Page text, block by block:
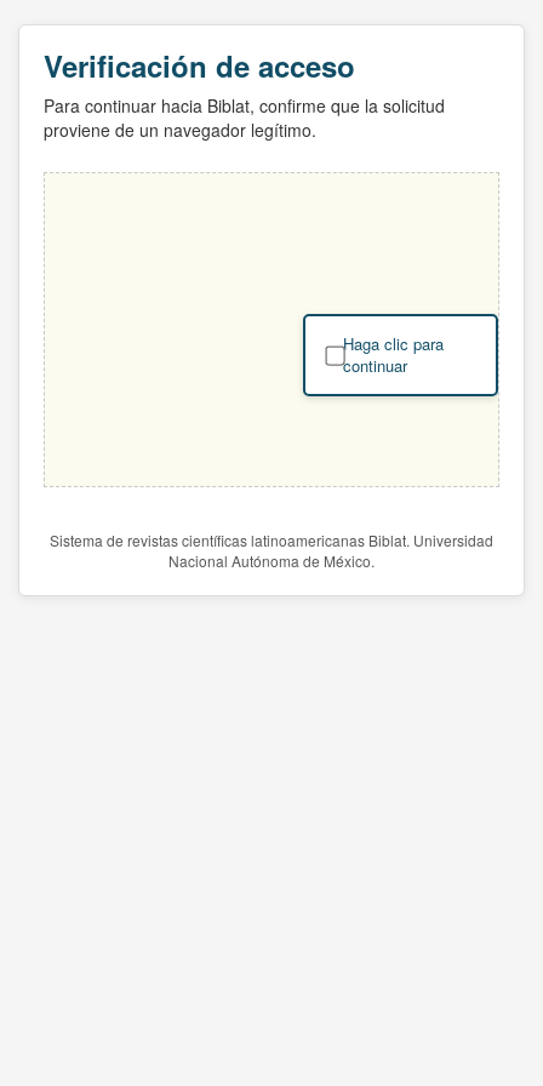
Verificación de acceso
Para continuar hacia Biblat, confirme que la solicitud
proviene de un navegador legítimo.
Haga clic para
continuar
Sistema de revistas científicas latinoamericanas Biblat. Universidad
Nacional Autónoma de México.